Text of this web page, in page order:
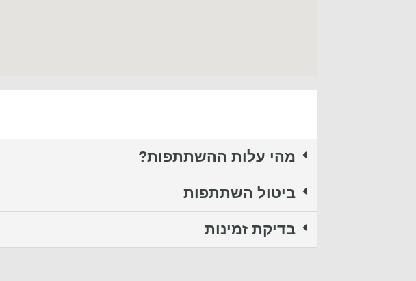
מהי עלות ההשתתפות?
ביטול השתתפות
בדיקת זמינות